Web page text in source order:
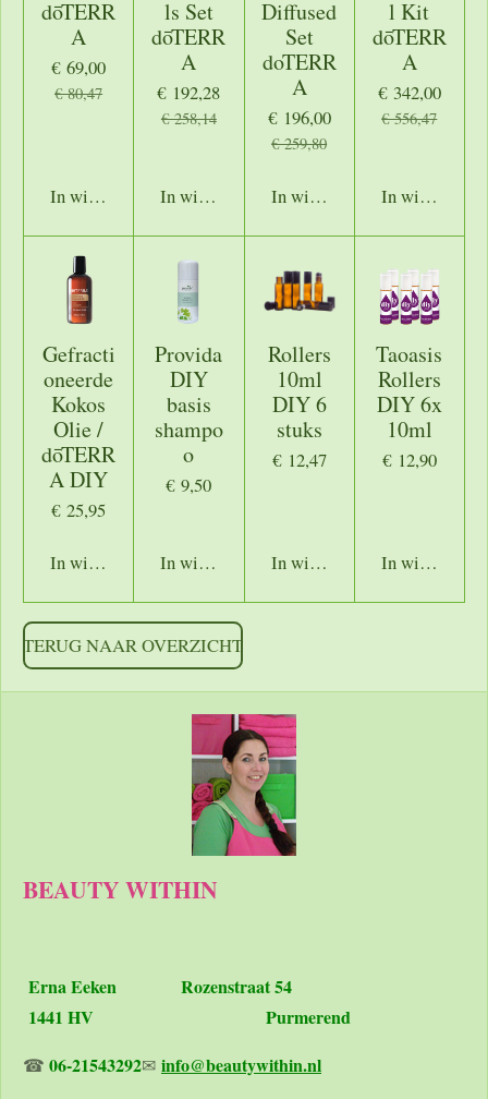
dōTERR
A
€ 69,00
€ 80,47
In winkelwagen
ls Set
dōTERR
A
€ 192,28
€ 258,14
In winkelwagen
Diffused
Set
doTERR
A
€ 196,00
€ 259,80
In winkelwagen
l Kit
dōTERR
A
€ 342,00
€ 556,47
In
Gefracti
oneerde
Kokos
Olie /
dōTERR
A DIY
€ 25,95
In winkelwagen
Provida
DIY
basis
shampo
o
€ 9,50
In winkelwagen
Rollers
10ml
DIY 6
stuks
€ 12,47
In winkelwagen
Taoasis
Rollers
DIY 6x
10ml
€ 12,90
In
TERUG NAAR OVERZICHT
BEAUTY WITHIN
Erna Eeken Rozenstraat 54
1441 HV Purmerend
☎ 06-21543292✉ info@beautywithin.nl